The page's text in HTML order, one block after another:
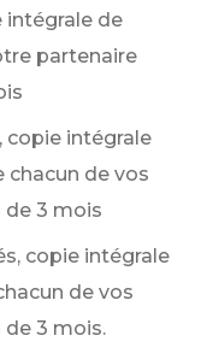
intégrale de
partenaire
copie intégrale
chacun de vos
3 mois
copie intégrale
de vos
3 mois.